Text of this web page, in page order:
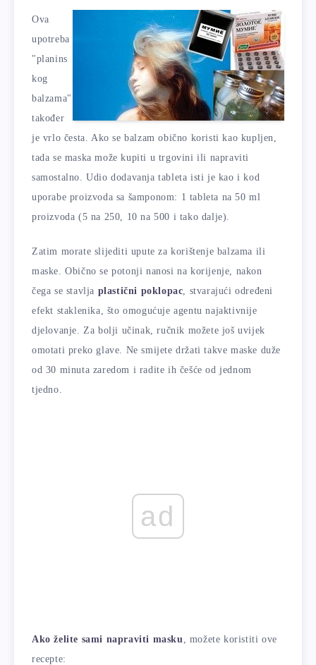
Ova
upotreba
"planins
kog
balzama"
također
je vrlo česta. Ako se balzam obično koristi kao kupljen,
tada se maska ​​može kupiti u trgovini ili napraviti
samostalno. Udio dodavanja tableta isti je kao i kod
uporabe proizvoda sa šamponom: 1 tableta na 50 ml
proizvoda (5 na 250, 10 na 500 i tako dalje).
Zatim morate slijediti upute za korištenje balzama ili
maske. Obično se potonji nanosi na korijenje, nakon
čega se stavlja plastični poklopac , stvarajući određeni
efekt staklenika, što omogućuje agentu najaktivnije
djelovanje. Za bolji učinak, ručnik možete još uvijek
omotati preko glave. Ne smijete držati takve maske duže
od 30 minuta zaredom i radite ih češće od jednom
tjedno.
ad
Ako želite sami napraviti masku
, možete koristiti ove
recepte: